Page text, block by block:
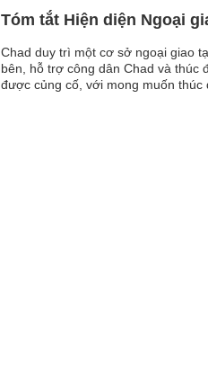
Tóm tắt Hiện diện Ngoại
Chad duy trì một cơ sở ngoại giao
bên, hỗ trợ công dân Chad và thúc
được củng cố, với mong muốn